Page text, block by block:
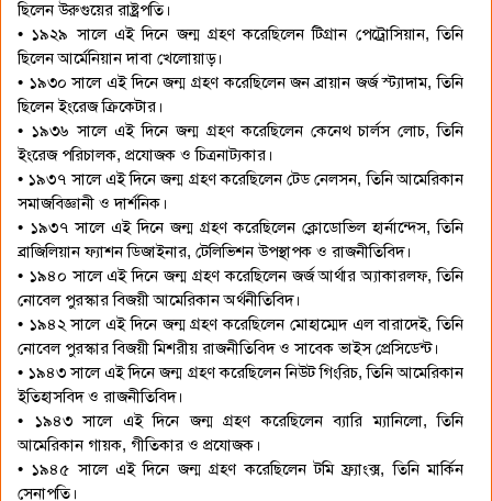
ছিলেন উরুগুয়ের রাষ্ট্রপতি।
• ১৯২৯ সালে এই দিনে জন্ম গ্রহণ করেছিলেন টিগ্রান পেট্রোসিয়ান, তিনি
ছিলেন আর্মেনিয়ান দাবা খেলোয়াড়।
• ১৯৩০ সালে এই দিনে জন্ম গ্রহণ করেছিলেন জন ব্রায়ান জর্জ স্ট্যাদাম, তিনি
ছিলেন ইংরেজ ক্রিকেটার।
• ১৯৩৬ সালে এই দিনে জন্ম গ্রহণ করেছিলেন কেনেথ চার্লস লোচ, তিনি
ইংরেজ পরিচালক, প্রযোজক ও চিত্রনাট্যকার।
• ১৯৩৭ সালে এই দিনে জন্ম গ্রহণ করেছিলেন টেড নেলসন, তিনি আমেরিকান
সমাজবিজ্ঞানী ও দার্শনিক।
• ১৯৩৭ সালে এই দিনে জন্ম গ্রহণ করেছিলেন ক্লোডোভিল হার্নান্দেস, তিনি
ব্রাজিলিয়ান ফ্যাশন ডিজাইনার, টেলিভিশন উপস্থাপক ও রাজনীতিবিদ।
• ১৯৪০ সালে এই দিনে জন্ম গ্রহণ করেছিলেন জর্জ আর্থার অ্যাকারলফ, তিনি
নোবেল পুরস্কার বিজয়ী আমেরিকান অর্থনীতিবিদ।
• ১৯৪২ সালে এই দিনে জন্ম গ্রহণ করেছিলেন মোহাম্মেদ এল বারাদেই, তিনি
নোবেল পুরস্কার বিজয়ী মিশরীয় রাজনীতিবিদ ও সাবেক ভাইস প্রেসিডেন্ট।
• ১৯৪৩ সালে এই দিনে জন্ম গ্রহণ করেছিলেন নিউট গিংরিচ, তিনি আমেরিকান
ইতিহাসবিদ ও রাজনীতিবিদ।
• ১৯৪৩ সালে এই দিনে জন্ম গ্রহণ করেছিলেন ব্যারি ম্যানিলো, তিনি
আমেরিকান গায়ক, গীতিকার ও প্রযোজক।
• ১৯৪৫ সালে এই দিনে জন্ম গ্রহণ করেছিলেন টমি ফ্র্যাংক্স, তিনি মার্কিন
সেনাপতি।